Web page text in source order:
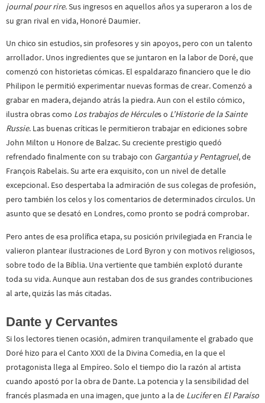
journal pour rire. Sus ingresos en aquellos años ya superaron a los de
su gran rival en vida, Honoré Daumier.
Un chico sin estudios, sin profesores y sin apoyos, pero con un talento
arrollador. Unos ingredientes que se juntaron en la labor de Doré, que
comenzó con historietas cómicas. El espaldarazo financiero que le dio
Philipon le permitió experimentar nuevas formas de crear. Comenzó a
grabar en madera, dejando atrás la piedra. Aun con el estilo cómico,
ilustra obras como Los trabajos de Hércules o L’Historie de la Sainte
Russie. Las buenas críticas le permitieron trabajar en ediciones sobre
John Milton u Honore de Balzac. Su creciente prestigio quedó
refrendado finalmente con su trabajo con Gargantúa y Pentagruel, de
François Rabelais. Su arte era exquisito, con un nivel de detalle
excepcional. Eso despertaba la admiración de sus colegas de profesión,
pero también los celos y los comentarios de determinados círculos. Un
asunto que se desató en Londres, como pronto se podrá comprobar.
Pero antes de esa prolífica etapa, su posición privilegiada en Francia le
valieron plantear ilustraciones de Lord Byron y con motivos religiosos,
sobre todo de la Biblia. Una vertiente que también explotó durante
toda su vida. Aunque aun restaban dos de sus grandes contribuciones
al arte, quizás las más citadas.
Dante y Cervantes
Si los lectores tienen ocasión, admiren tranquilamente el grabado que
Doré hizo para el Canto XXXI de la Divina Comedia, en la que el
protagonista llega al Empíreo. Solo el tiempo dio la razón al artista
cuando apostó por la obra de Dante. La potencia y la sensibilidad del
francés plasmada en una imagen, que junto a la de Luciferen El Paraíso